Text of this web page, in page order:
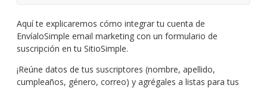
Aquí te explicaremos cómo integrar tu cuenta de
EnvíaloSimple email marketing con un formulario de
suscripción en tu SitioSimple.
¡Reúne datos de tus suscriptores (nombre, apellido,
cumpleaños, género, correo) y agrégales a listas para tus